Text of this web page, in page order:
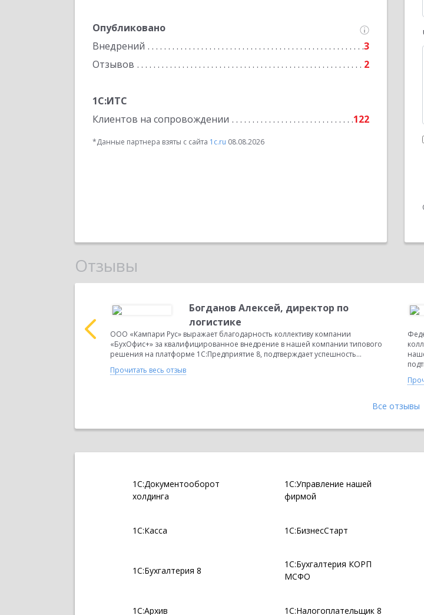
Опубликовано
Внедрений
3
Отзывов
2
1С:ИТС
Клиентов на сопровождении
122
*Данные партнера взяты с сайта 1c.ru 08.08.2026
Отзывы
Богданов Алексей, директор по
логистике
ООО «Кампари Рус» выражает благодарность коллективу компании
«БухОфис+» за квалифицированное внедрение в нашей компании типового
решения на платформе 1С:Предприятие 8, подтверждает успешность...
Прочитать весь отзыв
Все отзывы
1С:Документооборот
холдинга
1С:Управление нашей
фирмой
1С:Касса 1С:БизнесСтарт
1С:Бухгалтерия 8
1С:Бухгалтерия КОРП
МСФО
1С:Архив 1С:Налогоплательщик 8